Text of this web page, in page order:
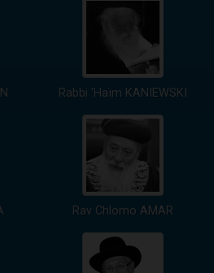
Rabbi 'Haïm KANIEWSKI
Rav Chlomo AMAR